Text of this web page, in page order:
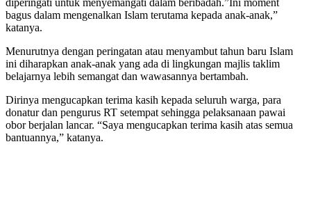
bagus dalam mengenalkan Islam terutama kepada anak-anak,”
katanya.
Menurutnya dengan peringatan atau menyambut tahun baru Islam
ini diharapkan anak-anak yang ada di lingkungan majlis taklim
belajarnya lebih semangat dan wawasannya bertambah.
Dirinya mengucapkan terima kasih kepada seluruh warga, para
donatur dan pengurus RT setempat sehingga pelaksanaan pawai
obor berjalan lancar. “Saya mengucapkan terima kasih atas semua
bantuannya,” katanya.